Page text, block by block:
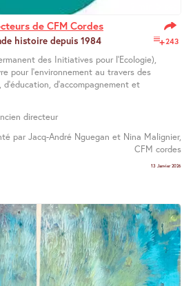
de CFM Cordes
243
histoire depuis 1984
des Initiatives pour l’Ecologie),
pour l’environnement au travers des
d’accompagnement et
directeur
par Jacq-André Nguegan et Nina Malignier,
CFM cordes
13 Janvier 2026